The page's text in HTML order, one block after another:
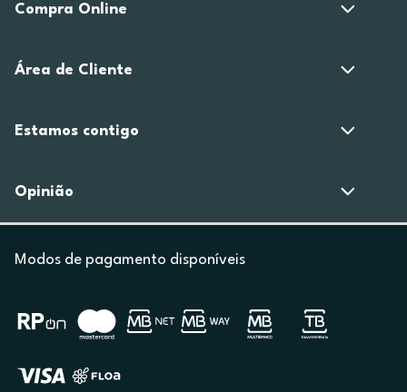
Compra Online
Área de Cliente
Estamos contigo
Opinião
Modos de pagamento disponíveis